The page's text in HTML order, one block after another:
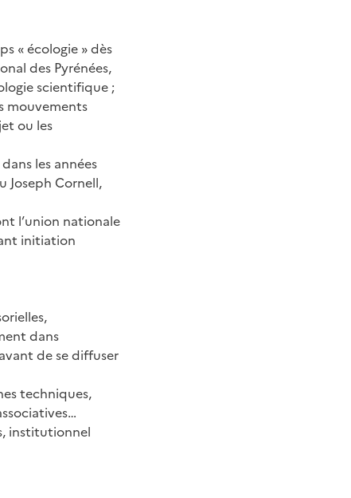
« écologie » dès
des Pyrénées,
scientifique ;
mouvements
ou les
les années
Joseph Cornell,
l’union nationale
initiation
dans
de se diffuser
techniques,
institutionnel